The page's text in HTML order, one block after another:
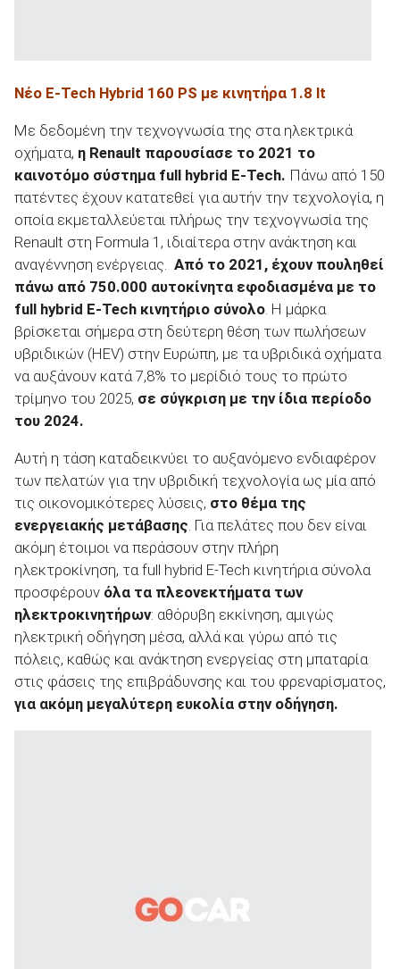
Νέο E-Tech Hybrid 160 PS με κινητήρα 1.8 lt
Με δεδομένη την τεχνογνωσία της στα ηλεκτρικά
οχήματα, η Renault παρουσίασε το 2021 το
καινοτόμο σύστημα full hybrid E-Tech. Πάνω από 150
πατέντες έχουν κατατεθεί για αυτήν την τεχνολογία, η
οποία εκμεταλλεύεται πλήρως την τεχνογνωσία της
Renault στη Formula 1, ιδιαίτερα στην ανάκτηση και
αναγέννηση ενέργειας. Από το 2021, έχουν πουληθεί
πάνω από 750.000 αυτοκίνητα εφοδιασμένα με το
full hybrid E-Tech κινητήριο σύνολο . Η μάρκα
βρίσκεται σήμερα στη δεύτερη θέση των πωλήσεων
υβριδικών (HEV) στην Ευρώπη, με τα υβριδικά οχήματα
να αυξάνουν κατά 7,8% το μερίδιό τους το πρώτο
τρίμηνο του 2025, σε σύγκριση με την ίδια περίοδο
του 2024.
Αυτή η τάση καταδεικνύει το αυξανόμενο ενδιαφέρον
των πελατών για την υβριδική τεχνολογία ως μία από
τις οικονομικότερες λύσεις, στο θέμα της
ενεργειακής μετάβασης . Για πελάτες που δεν είναι
ακόμη έτοιμοι να περάσουν στην πλήρη
ηλεκτροκίνηση, τα full hybrid E-Tech κινητήρια σύνολα
προσφέρουν όλα τα πλεονεκτήματα των
ηλεκτροκινητήρων: αθόρυβη εκκίνηση, αμιγώς
ηλεκτρική οδήγηση μέσα, αλλά και γύρω από τις
πόλεις, καθώς και ανάκτηση ενεργείας στη μπαταρία
στις φάσεις της επιβράδυνσης και του φρεναρίσματος,
για ακόμη μεγαλύτερη ευκολία στην οδήγηση.